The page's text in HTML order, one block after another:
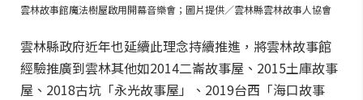
雲林故事館魔法樹屋啟用開幕音樂會；圖片提供／雲林縣雲林故事人協會
雲林縣政府近年也延續此理念持續推進，將雲林故事館
經驗推廣到雲林其他如2014二崙故事屋、2015土庫故事
屋、2018古坑「永光故事屋」、2019台西「海口故事